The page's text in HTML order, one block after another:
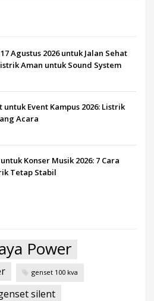
Agustus 2026 untuk Jalan Sehat
Aman untuk Sound System
untuk Event Kampus 2026: Listrik
Acara
Konser Musik 2026: 7 Cara
Tetap Stabil
Power
genset 100 kva
silent